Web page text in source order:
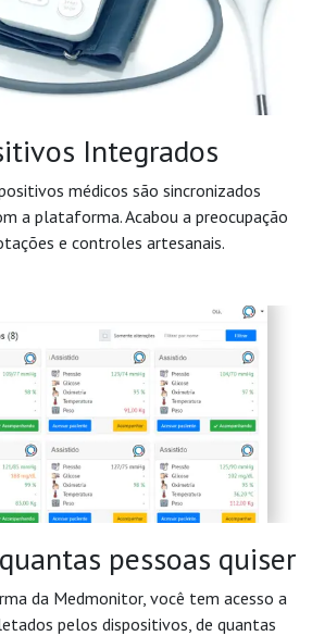
Integrados
médicos são sincronizados
a plataforma. Acabou a preocupação
e controles artesanais.
pessoas quiser
da Medmonitor, você tem acesso a
pelos dispositivos, de quantas